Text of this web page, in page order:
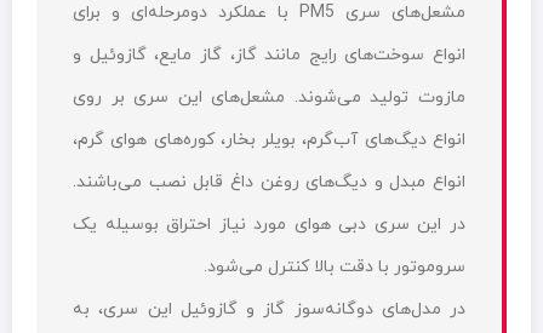
مشعل‌های سری PM5 با عملکرد دو‌مرحله‌ای و برای
انواع سوخت‌های رایج مانند گاز، گاز مایع، گازوئیل و
مازوت تولید می‌شوند. مشعل‌های این سری بر روی
انواع دیگ‌های آب‌گرم، بویلر بخار، کوره‌های هوای گرم،
انواع مبدل و دیگ‌های روغن داغ قابل نصب می‌باشند.
در این سری دبی هوای مورد نیاز احتراق بوسیله یک
سروموتور با دقت بالا کنترل می‌شود.
در مدل‌‌های دوگانه‌سوز گاز و گازوئیل این سری، به